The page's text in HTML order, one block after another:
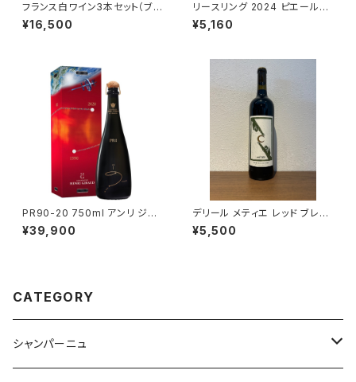
フランス白ワイン3本セット（ブル
ゴーニュ アリゴテ レ・クリュゾッ
ト 2023・シャブリ ペル・アスペ
¥16,500
リースリング 2024 ピエール・フ
リック 白ワイン 750ml
¥5,160
PR90-20 750ml アンリ ジロ
ー シャンパーニュ フランス 正規
品
¥39,900
デリール メティエ レッド ブレン
ド 2022 デリール・セラーズ 赤
ワイン 750ml
¥5,500
CATEGORY
シャンパーニュ